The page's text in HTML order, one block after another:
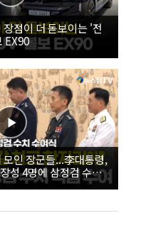
점이 더 돋보이는 '전
EX90
인 장군들...李대통령,
성 4명에 삼정검 수치
성 진급·삼정검 수치